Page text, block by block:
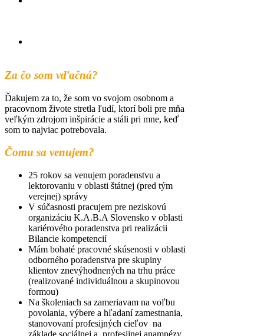
Za čo som vďačná?
Ďakujem za to, že som vo svojom osobnom a
pracovnom živote stretla ľudí, ktorí boli pre mňa
veľkým zdrojom inšpirácie a stáli pri mne, keď
som to najviac potrebovala.
Čomu sa venujem?
25 rokov sa venujem poradenstvu a
lektorovaniu v oblasti štátnej (pred tým
verejnej) správy
V súčasnosti pracujem pre neziskovú
organizáciu K.A.B.A Slovensko v oblasti
kariérového poradenstva pri realizácii
Bilancie kompetencií
Mám bohaté pracovné skúsenosti v oblasti
odborného poradenstva pre skupiny
klientov znevýhodnených na trhu práce
(realizované individuálnou a skupinovou
formou)
Na školeniach sa zameriavam na voľbu
povolania, výbere a hľadaní zamestnania,
stanovovaní profesijných cieľov na
základe sociálnej a profesijnej anamnézy